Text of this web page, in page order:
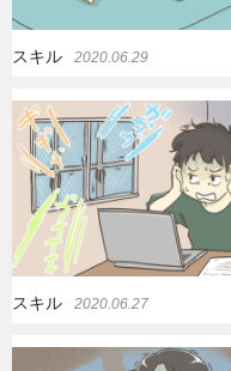
スキル 2020.06.29
スキル 2020.06.27